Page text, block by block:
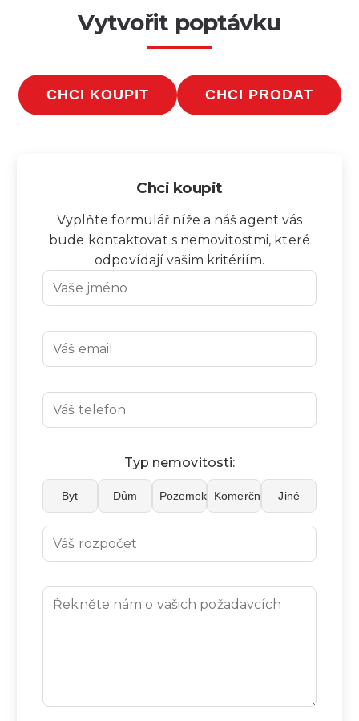
Vytvořit poptávku
CHCI KOUPIT CHCI PRODAT
Chci koupit
Vyplňte formulář níže a náš agent vás
bude kontaktovat s nemovitostmi, které
odpovídají vašim kritériím.
Typ nemovitosti:
Byt Dům Pozemek Komerční Jiné